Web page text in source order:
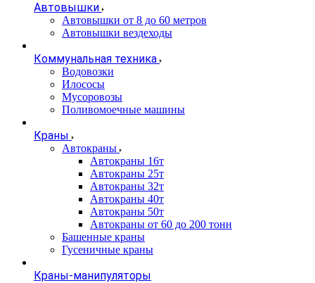
Автовышки
Автовышки от 8 до 60 метров
Автовышки вездеходы
Коммунальная техника
Водовозки
Илососы
Мусоровозы
Поливомоечные машины
Краны
Автокраны
Автокраны 16т
Автокраны 25т
Автокраны 32т
Автокраны 40т
Автокраны 50т
Автокраны от 60 до 200 тонн
Башенные краны
Гусеничные краны
Краны-манипуляторы